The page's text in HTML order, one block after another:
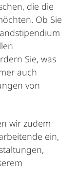
die die
Ob Sie
Sie, was
auch
von
wir zudem
ein,